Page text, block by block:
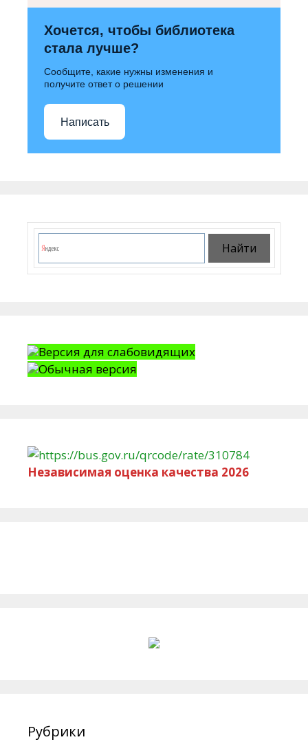
Хочется, чтобы библиотека
стала лучше?
Сообщите, какие нужны изменения и
получите ответ о решении
Написать
Версия для слабовидящих
Обычная версия
Независимая оценка качества 2026
Рубрики